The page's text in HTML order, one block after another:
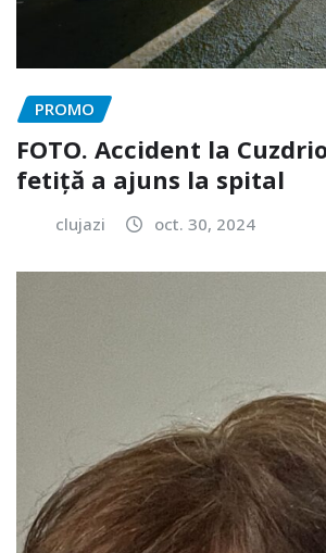
PROMO
FOTO. Accident la
fetiță a ajuns la spital
clujazi oct. 30, 2024